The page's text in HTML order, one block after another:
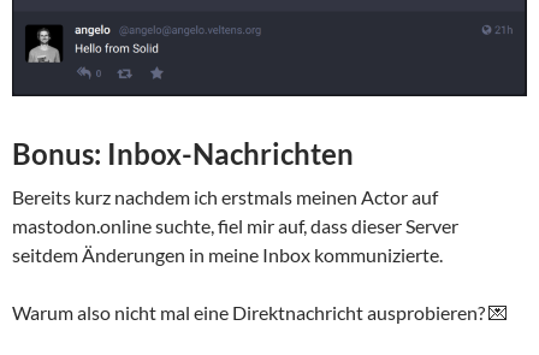
Bonus: Inbox-Nachrichten
Bereits kurz nachdem ich erstmals meinen Actor auf
mastodon.online suchte, fiel mir auf, dass dieser Server
seitdem Änderungen in meine Inbox kommunizierte.
Warum also nicht mal eine Direktnachricht ausprobieren? 💌